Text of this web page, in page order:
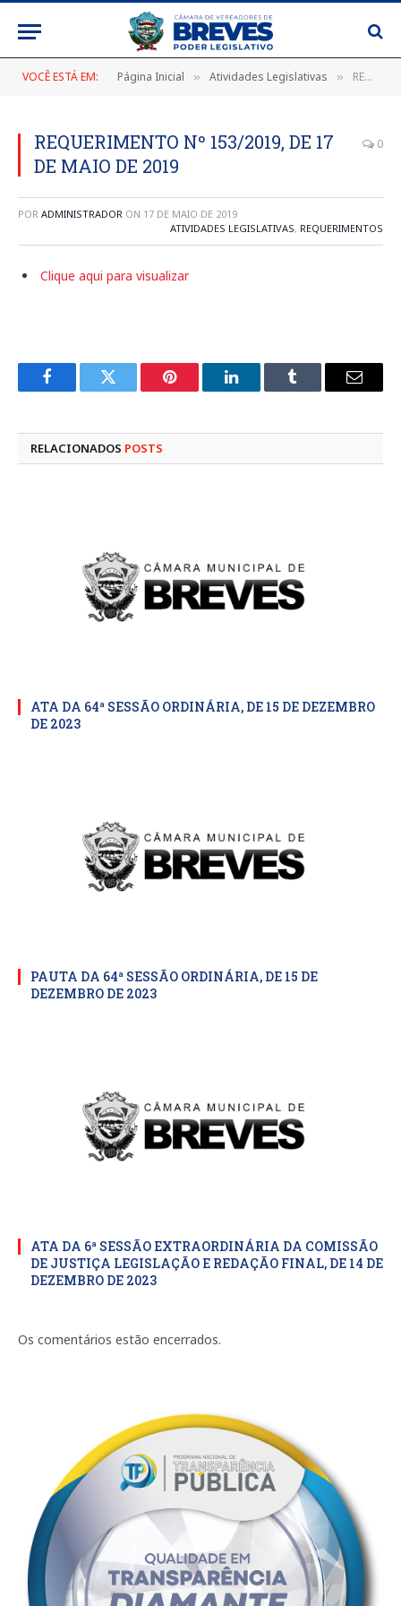
VOCÊ ESTÁ EM: Página Inicial » Atividades Legislativas » REQUERIMENTO Nº 153/2019, DE 17 DE MAIO DE 2019
REQUERIMENTO Nº 153/2019, DE 17
DE MAIO DE 2019
0
POR ADMINISTRADOR ON 17 DE MAIO DE 2019
ATIVIDADES LEGISLATIVAS, REQUERIMENTOS
Clique aqui para visualizar
FacebookTwitter Pinterest LinkedInTumblr
E-
RELACIONADOS POSTS
ATA DA 64ª SESSÃO ORDINÁRIA, DE 15 DE DEZEMBRO
DE 2023
PAUTA DA 64ª SESSÃO ORDINÁRIA, DE 15 DE
DEZEMBRO DE 2023
ATA DA 6ª SESSÃO EXTRAORDINÁRIA DA COMISSÃO
DE JUSTIÇA LEGISLAÇÃO E REDAÇÃO FINAL, DE 14 DE
DEZEMBRO DE 2023
Os comentários estão encerrados.